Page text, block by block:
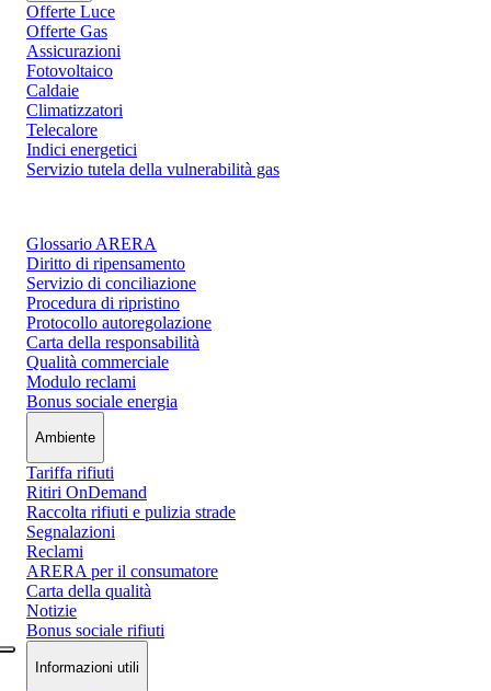
Offerte Luce
Offerte Gas
Assicurazioni
Fotovoltaico
Caldaie
Climatizzatori
Telecalore
Indici energetici
Servizio tutela della vulnerabilità gas
Glossario ARERA
Diritto di ripensamento
Servizio di conciliazione
Procedura di ripristino
Protocollo autoregolazione
Carta della responsabilità
Qualità commerciale
Modulo reclami
Bonus sociale energia
Ambiente
Tariffa rifiuti
Ritiri OnDemand
Raccolta rifiuti e pulizia strade
Segnalazioni
Reclami
ARERA per il consumatore
Carta della qualità
Notizie
Bonus sociale rifiuti
Informazioni utili